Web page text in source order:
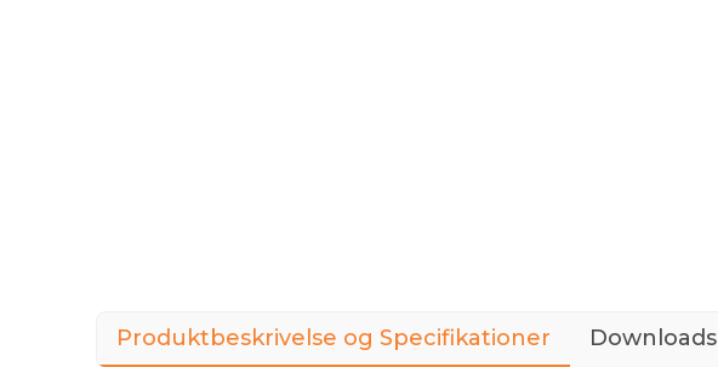
Produktbeskrivelse og Specifikationer Downloads